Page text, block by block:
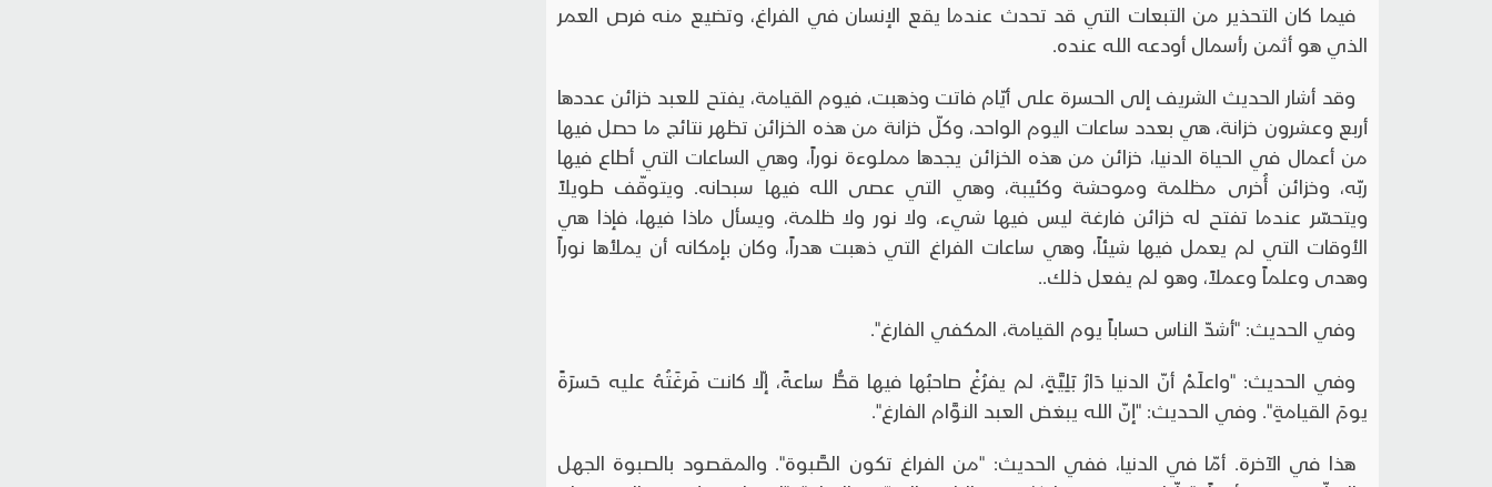
فيما كان التحذير من التبعات التي قد تحدث عندما يقع الإنسان في الفراغ، وتضيع منه فرص العمر
الذي هو أثمن رأسمال أودعه الله عنده.
وقد أشار الحديث الشريف إلى الحسرة على أيّام فاتت وذهبت، فيوم القيامة، يفتح للعبد خزائن عددها
أربع وعشرون خزانة، هي بعدد ساعات اليوم الواحد، وكلّ خزانة من هذه الخزائن تظهر نتائج ما حصل فيها
من أعمال في الحياة الدنيا، خزائن من هذه الخزائن يجدها مملوءة نوراً، وهي الساعات التي أطاع فيها
ربّه، وخزائن أُخرى مظلمة وموحشة وكئيبة، وهي التي عصى الله فيها سبحانه. ويتوقّف طويلاً
ويتحسّر عندما تفتح له خزائن فارغة ليس فيها شيء، ولا نور ولا ظلمة، ويسأل ماذا فيها، فإذا هي
الأوقات التي لم يعمل فيها شيئاً، وهي ساعات الفراغ التي ذهبت هدراً، وكان بإمكانه أن يملأها نوراً
وهدى وعلماً وعملاً، وهو لم يفعل ذلك..
وفي الحديث: "أشدّ الناس حساباً يوم القيامة، المكفي الفارغ".
وفي الحديث: "واعلَمْ أنّ الدنيا دَارُ بَلِيَّةٍ، لم يفرُغْ صاحبُها فيها قطُّ ساعةً، إلّا كانت فَرغَتُهُ عليه حَسرَةً
يومَ القيامةِ". وفي الحديث: "إنّ الله يبغض العبد النوَّام الفارغ".
هذا في الآخرة. أمّا في الدنيا، ففي الحديث: "من الفراغ تكون الصَّبوة". والمقصود بالصبوة الجهل